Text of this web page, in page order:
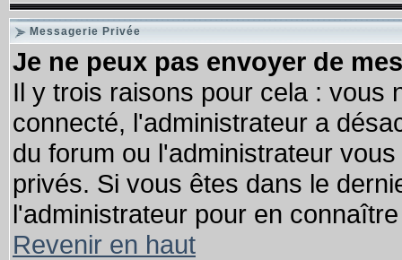
Messagerie Privée
Je ne peux pas envoyer de
Il y trois raisons pour cela : vous
connecté, l'administrateur a
du forum ou l'administrateur
privés. Si vous êtes dans le
l'administrateur pour en
Revenir en haut